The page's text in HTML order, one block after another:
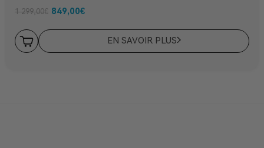
1 299,00€ 849,00€
EN SAVOIR PLUS